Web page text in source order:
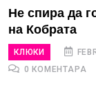
Не спира да
на Кобрата
КЛЮКИ
0 КОМЕНТАРА